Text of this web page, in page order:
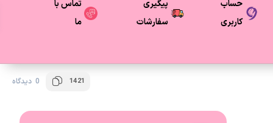
حساب
کاربری
پیگیری
سفارشات
تماس با
ما
1421 0 دیدگاه